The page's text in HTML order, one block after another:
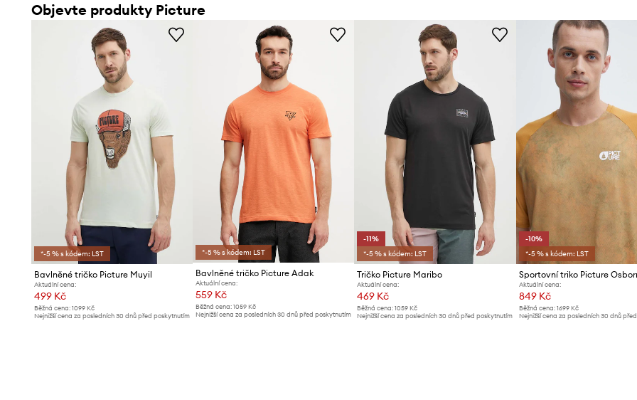
Objevte produkty Picture
*-5 % s kódem: LST
Bavlněné tričko Picture Muyil
Aktuální cena:
499 Kč
Běžná cena: 1099 Kč
Nejnižší cena za posledních 30 dnů před poskytnutím
*-5 % s kódem: LST
Bavlněné tričko Picture Adak
Aktuální cena:
559 Kč
Běžná cena:1059 Kč
Nejnižší cena za posledních 30 dnů před poskytnutím
-11%
*-5 % s kódem: LST
Tričko Picture Maribo
Aktuální cena:
469 Kč
Běžná cena: 1059 Kč
Nejnižší cena za posledních 30 dnů před poskytnutím
-10%
*-5 % s kódem: LST
Aktuální cena:
849 Kč
Běžná cena: 1699 Kč
Nejnižší cena za posledních 30 dnů